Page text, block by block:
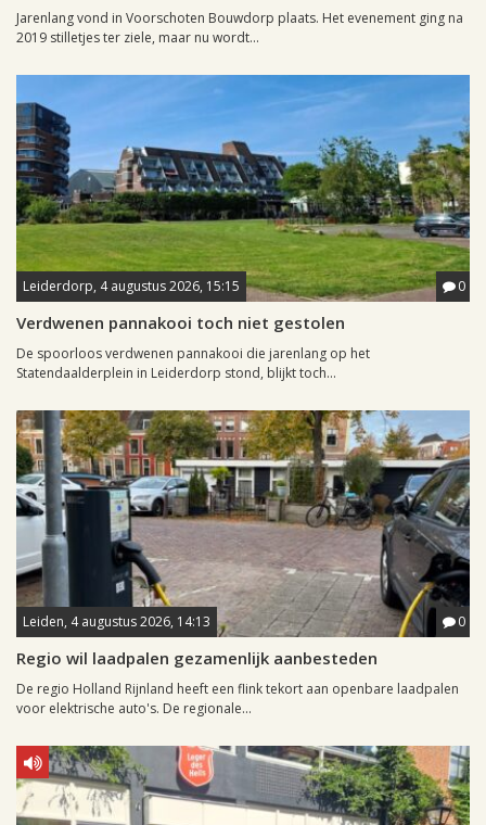
Jarenlang vond in Voorschoten Bouwdorp plaats. Het evenement ging na
2019 stilletjes ter ziele, maar nu wordt...
Leiderdorp, 4 augustus 2026, 15:15 0
Verdwenen pannakooi toch niet gestolen
De spoorloos verdwenen pannakooi die jarenlang op het
Statendaalderplein in Leiderdorp stond, blijkt toch...
Leiden, 4 augustus 2026, 14:13 0
Regio wil laadpalen gezamenlijk aanbesteden
De regio Holland Rijnland heeft een flink tekort aan openbare laadpalen
voor elektrische auto's. De regionale...